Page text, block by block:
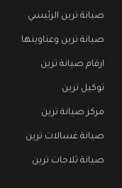
صيانة ترين الرئيسي
صيانة ترين وعناوينها
ارقام صيانة ترين
توكيل ترين
مركز صيانة ترين
صيانة غسالات ترين
صيانة ثلاجات ترين